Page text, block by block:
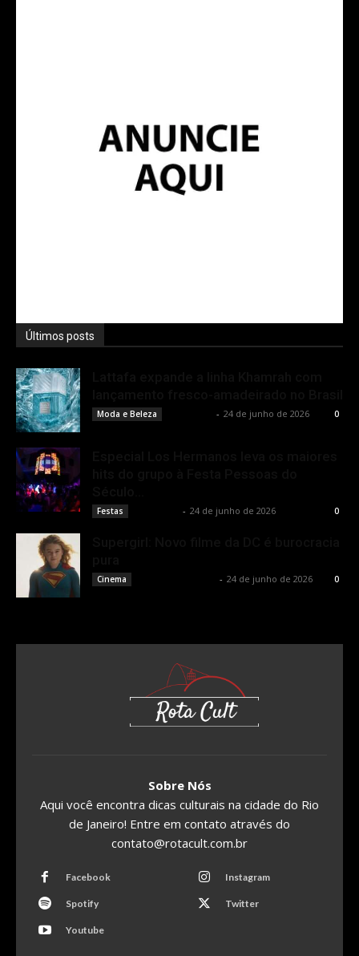
Últimos posts
Moda e Beleza - 24 de junho de 2026 0
Festas - 24 de junho de 2026 0
Cinema - 24 de junho de 2026 0
Sobre Nós
Aqui você encontra dicas culturais na cidade do Rio
de Janeiro! Entre em contato através do
contato@rotacult.com.br
Facebook Instagram
Spotify Twitter
Youtube